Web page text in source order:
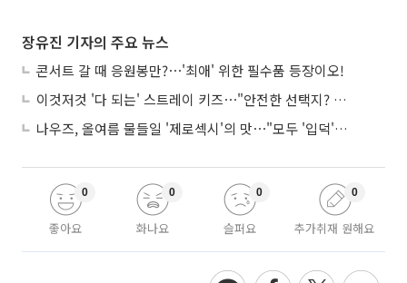
장유진 기자의 주요 뉴스
콘서트 갈 때 응원봉만?⋯'최애' 위한 필수품 등장이오!
이것저것 '다 되는' 스트레이 키즈⋯"안전한 선택지? 도전이 재밌죠"
나우즈, 올여름 물들일 '제로섹시'의 맛⋯"모두 '입덕'시킬 것"
좋아요
0
화나요
0
슬퍼요
0
추가취재 원해요
0